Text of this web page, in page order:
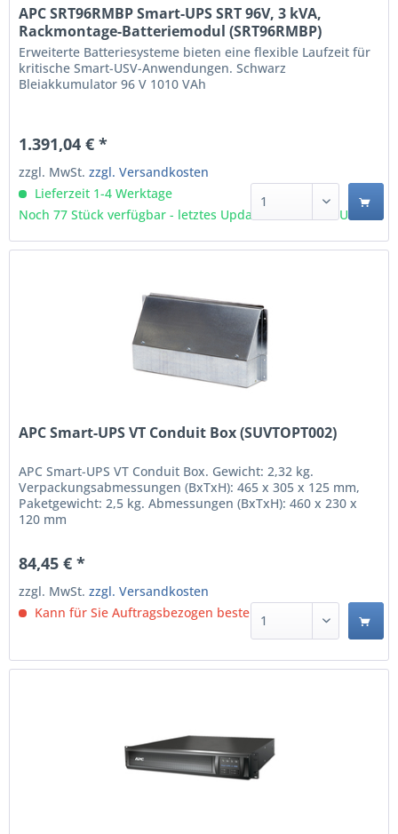
APC SRT96RMBP Smart-UPS SRT 96V, 3 kVA,
Rackmontage-Batteriemodul (SRT96RMBP)
Erweiterte Batteriesysteme bieten eine flexible Laufzeit für
kritische Smart-USV-Anwendungen. Schwarz
Bleiakkumulator 96 V 1010 VAh
1.391,04 € *
zzgl. MwSt.zzgl. Versandkosten
Lieferzeit 1-4 Werktage
Noch 77 Stück verfügbar - letztes Update 07.08 - 3:03 Uhr
APC Smart-UPS VT Conduit Box (SUVTOPT002)
APC Smart-UPS VT Conduit Box. Gewicht: 2,32 kg.
Verpackungsabmessungen (BxTxH): 465 x 305 x 125 mm,
Paketgewicht: 2,5 kg. Abmessungen (BxTxH): 460 x 230 x
120 mm
84,45 € *
zzgl. MwSt.zzgl. Versandkosten
Kann für Sie Auftragsbezogen bestellt werden.